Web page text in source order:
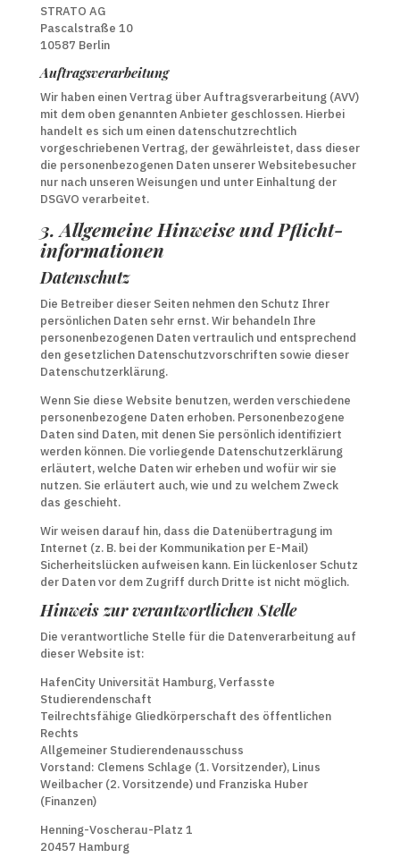
STRATO AG
Pascalstraße 10
10587 Berlin
Auftragsverarbeitung
Wir haben einen Vertrag über Auftragsverarbeitung (AVV)
mit dem oben genannten Anbieter geschlossen. Hierbei
handelt es sich um einen datenschutzrechtlich
vorgeschriebenen Vertrag, der gewährleistet, dass dieser
die personenbezogenen Daten unserer Websitebesucher
nur nach unseren Weisungen und unter Einhaltung der
DSGVO verarbeitet.
3. Allgemeine Hinweise und Pflicht­
informationen
Datenschutz
Die Betreiber dieser Seiten nehmen den Schutz Ihrer
persönlichen Daten sehr ernst. Wir behandeln Ihre
personenbezogenen Daten vertraulich und entsprechend
den gesetzlichen Datenschutzvorschriften sowie dieser
Datenschutzerklärung.
Wenn Sie diese Website benutzen, werden verschiedene
personenbezogene Daten erhoben. Personenbezogene
Daten sind Daten, mit denen Sie persönlich identifiziert
werden können. Die vorliegende Datenschutzerklärung
erläutert, welche Daten wir erheben und wofür wir sie
nutzen. Sie erläutert auch, wie und zu welchem Zweck
das geschieht.
Wir weisen darauf hin, dass die Datenübertragung im
Internet (z. B. bei der Kommunikation per E-Mail)
Sicherheitslücken aufweisen kann. Ein lückenloser Schutz
der Daten vor dem Zugriff durch Dritte ist nicht möglich.
Hinweis zur verantwortlichen Stelle
Die verantwortliche Stelle für die Datenverarbeitung auf
dieser Website ist:
HafenCity Universität Hamburg, Verfasste
Studierendenschaft
Teilrechtsfähige Gliedkörperschaft des öffentlichen
Rechts
Allgemeiner Studierendenausschuss
Vorstand: Clemens Schlage (1. Vorsitzender), Linus
Weilbacher (2. Vorsitzende) und Franziska Huber
(Finanzen)
Henning-Voscherau-Platz 1
20457 Hamburg